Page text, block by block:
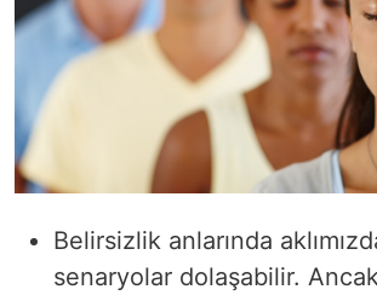
Belirsizlik anlarında
senaryolar dolaşabilir.